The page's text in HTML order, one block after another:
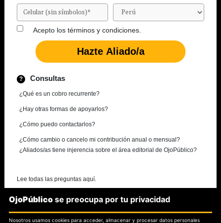
Acepto los términos y condiciones.
Consultas
¿Qué es un cobro recurrente?
¿Hay otras formas de apoyarlos?
¿Cómo puedo contactarlos?
¿Cómo cambio o cancelo mi contribución anual o mensual?
¿Aliados/as tiene injerencia sobre el área editorial de OjoPúblico?
Lee todas las preguntas aquí.
¿Necesitas más información?
OjoPúblico se preocupa por tu privacidad
Nosotros usamos cookies para acceder, almacenar y procesar datos personales